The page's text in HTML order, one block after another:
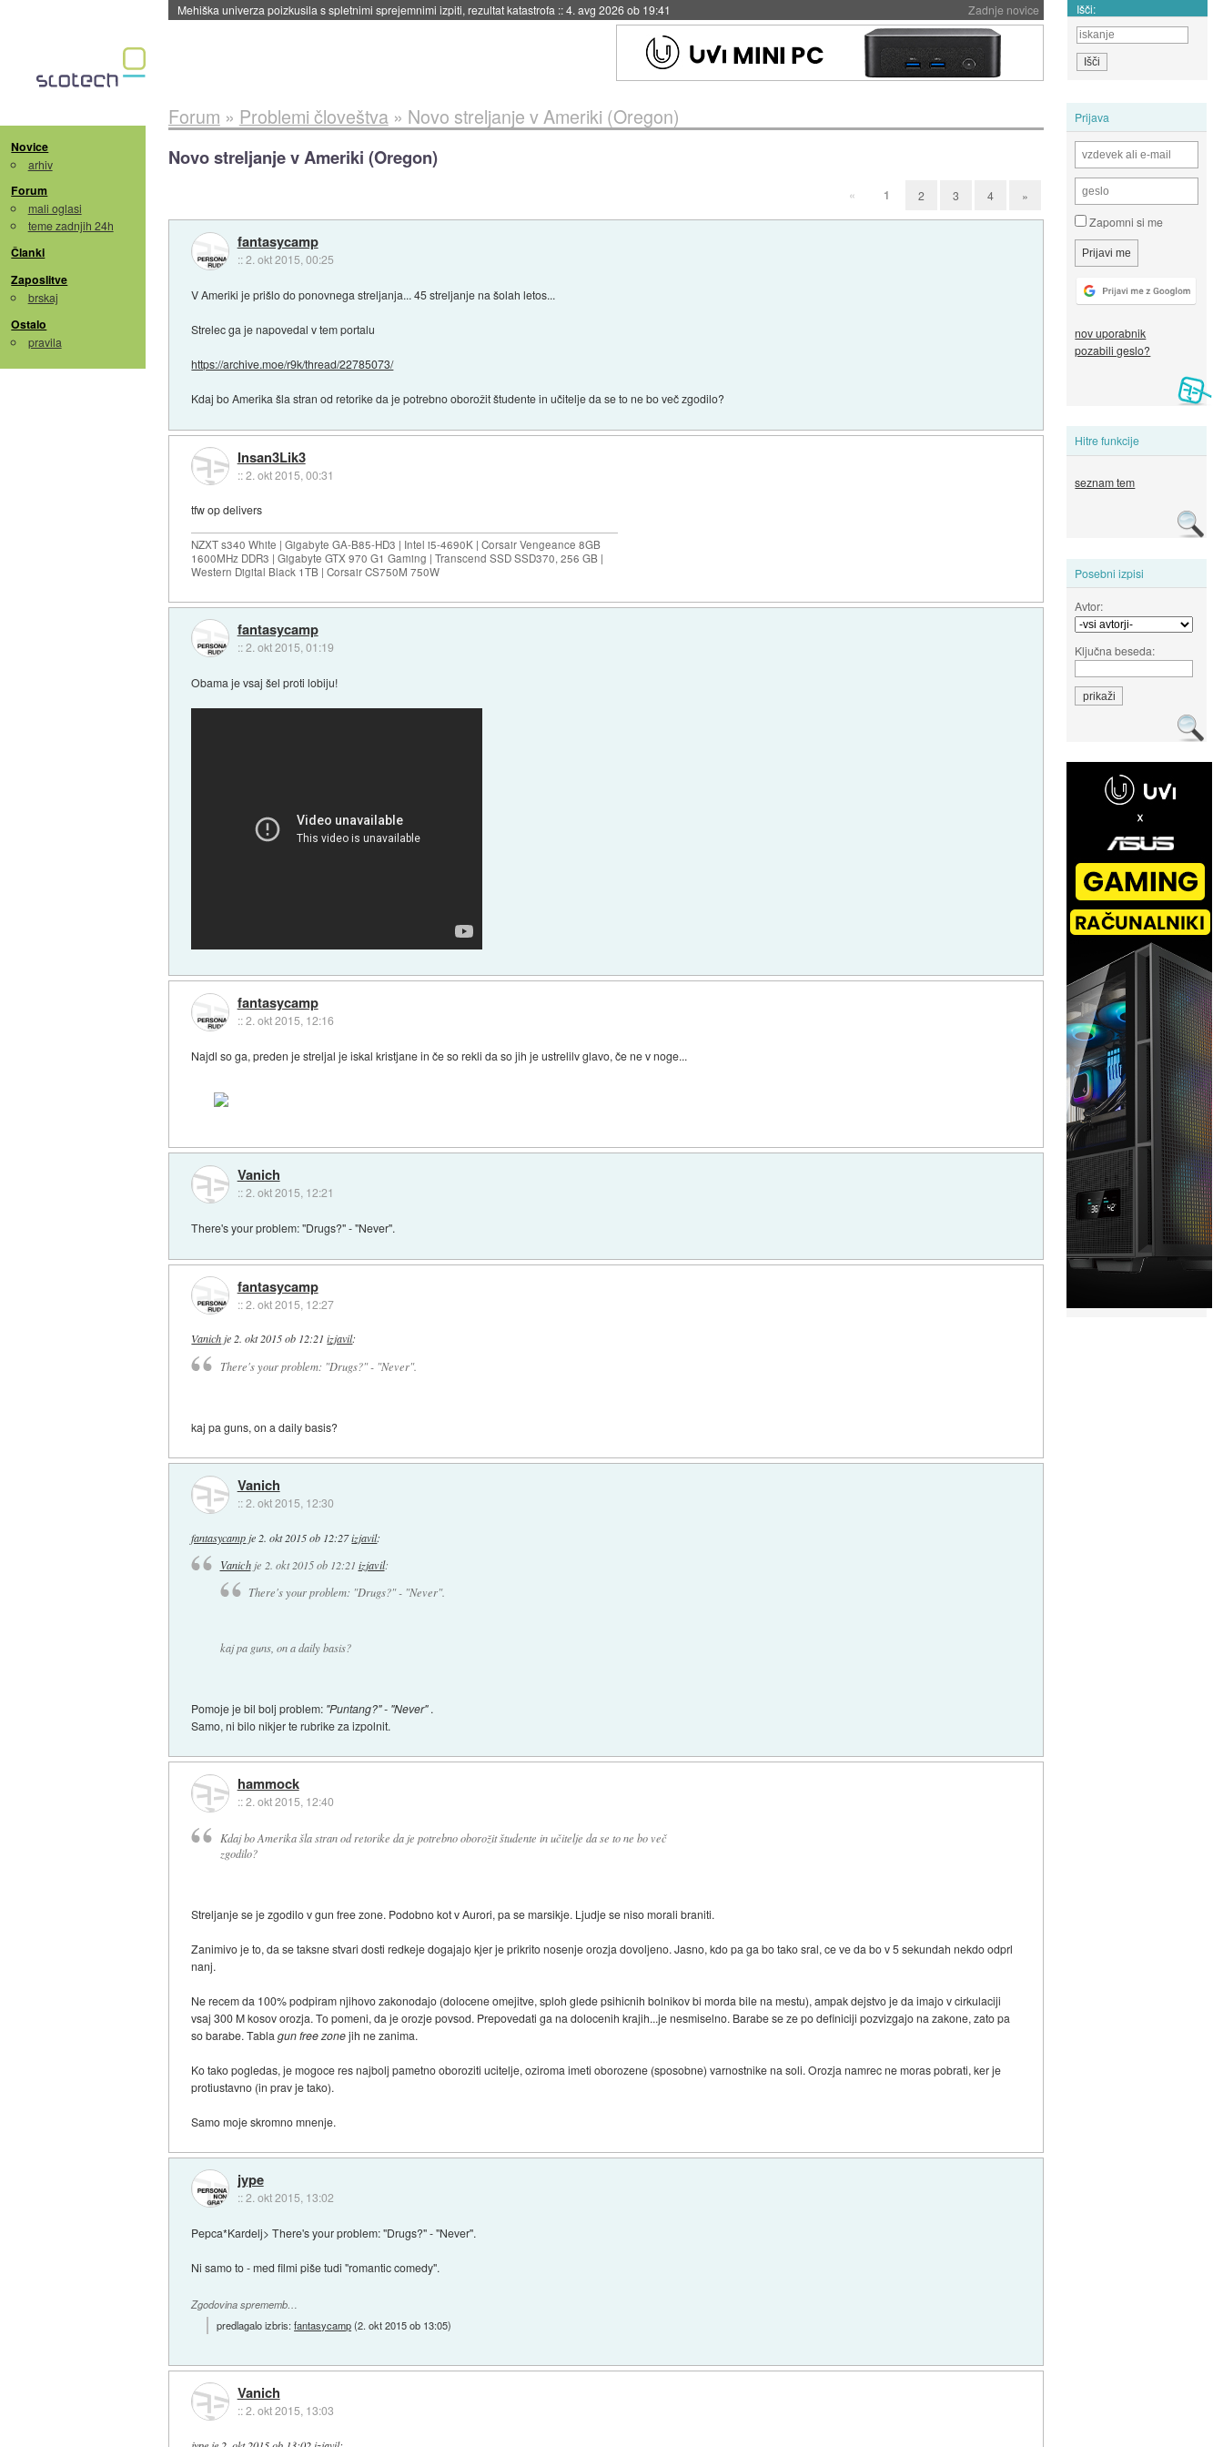
Zadnje novice
Evropska vesoljska agencija razvija svojo raketo za večkratno uporabo::4. avg 2026 ob 19:41 Išči:
Novice
arhiv
Forum
mali oglasi
teme zadnjih 24h
Članki
Zaposlitve
brskaj
Ostalo
pravila
Prijava
Zapomni si me
nov uporabnik
pozabili geslo?
Hitre funkcije
seznam tem
Posebni izpisi
Avtor:
Ključna beseda:
Forum » Problemi človeštva» Novo streljanje v Ameriki (Oregon)
Novo streljanje v Ameriki (Oregon)
« 1 2 3 4 »
fantasycamp
::2. okt 2015, 00:25
V Ameriki je prišlo do ponovnega streljanja... 45 streljanje na šolah letos...
Strelec ga je napovedal v tem portalu
https://archive.moe/r9k/thread/22785073/
Kdaj bo Amerika šla stran od retorike da je potrebno oborožit študente in učitelje da se to ne bo več zgodilo?
Insan3Lik3
::2. okt 2015, 00:31
tfw op delivers
NZXT s340 White | Gigabyte GA-B85-HD3 | Intel i5-4690K | Corsair Vengeance 8GB
1600MHz DDR3 | Gigabyte GTX 970 G1 Gaming | Transcend SSD SSD370, 256 GB |
Western Digital Black 1TB | Corsair CS750M 750W
fantasycamp
::2. okt 2015, 01:19
Obama je vsaj šel proti lobiju!
fantasycamp
::2. okt 2015, 12:16
Najdl so ga, preden je streljal je iskal kristjane in če so rekli da so jih je ustrelilv glavo, če ne v noge...
Vanich
::2. okt 2015, 12:21
There's your problem: "Drugs?" - "Never".
fantasycamp
::2. okt 2015, 12:27
Vanichje2. okt 2015 ob 12:21 izjavil:
There's your problem: "Drugs?" - "Never".
kaj pa guns, on a daily basis?
Vanich
::2. okt 2015, 12:30
fantasycamp je 2. okt 2015 ob 12:27izjavil:
Vanichje 2. okt 2015 ob 12:21 izjavil:
There's your problem: "Drugs?" - "Never".
kaj pa guns, on a daily basis?
Pomoje je bil bolj problem: "Puntang?" - "Never".
Samo, ni bilo nikjer te rubrike za izpolnit.
hammock
::2. okt 2015, 12:40
Kdaj bo Amerika šla stran od retorike da je potrebno oborožit študente in učitelje da se to ne bo več
zgodilo?
Streljanje se je zgodilo v gun free zone. Podobno kot v Aurori, pa se marsikje. Ljudje se niso morali braniti.
Zanimivo je to, da se taksne stvari dosti redkeje dogajajo kjer je prikrito nosenje orozja dovoljeno. Jasno, kdo pa ga bo tako sral, ce ve da bo v 5 sekundah nekdo odprl
nanj.
Ne recem da 100% podpiram njihovo zakonodajo (dolocene omejitve, sploh glede psihicnih bolnikov bi morda bile na mestu), ampak dejstvo je da imajo v cirkulaciji
vsaj 300 M kosov orozja. To pomeni, da je orozje povsod. Prepovedati ga na dolocenih krajih...je nesmiselno. Barabe se ze po definiciji pozvizgajo na zakone, zato pa
so barabe. Tablagun free zonejih ne zanima.
Ko tako pogledas, je mogoce res najbolj pametno oboroziti ucitelje, oziroma imeti oborozene (sposobne) varnostnike na soli. Orozja namrec ne moras pobrati, ker je
protiustavno (in prav je tako).
Samo moje skromno mnenje.
jype
::2. okt 2015, 13:02
Pepca*Kardelj> There's your problem: "Drugs?" - "Never".
Ni samo to - med filmi piše tudi "romantic comedy".
Zgodovina sprememb…
predlagalo izbris:fantasycamp(2. okt 2015 ob 13:05)
Vanich
::2. okt 2015, 13:03